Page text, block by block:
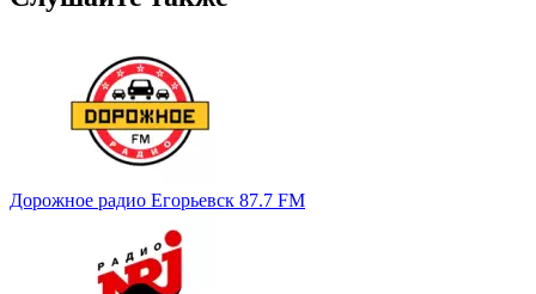
Дорожное радио Егорьевск 87.7 FM